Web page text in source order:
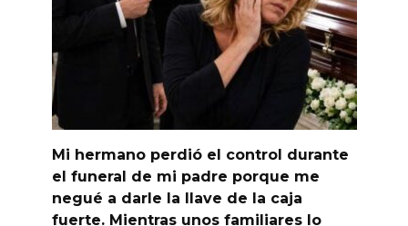
Mi hermano perdió el control durante
el funeral de mi padre porque me
negué a darle la llave de la caja
fuerte. Mientras unos familiares lo